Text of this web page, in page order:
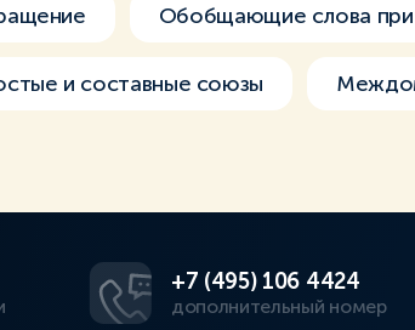
Обобщающие слова при
и составные союзы
+7 (495) 106 4424
дополнительный номер